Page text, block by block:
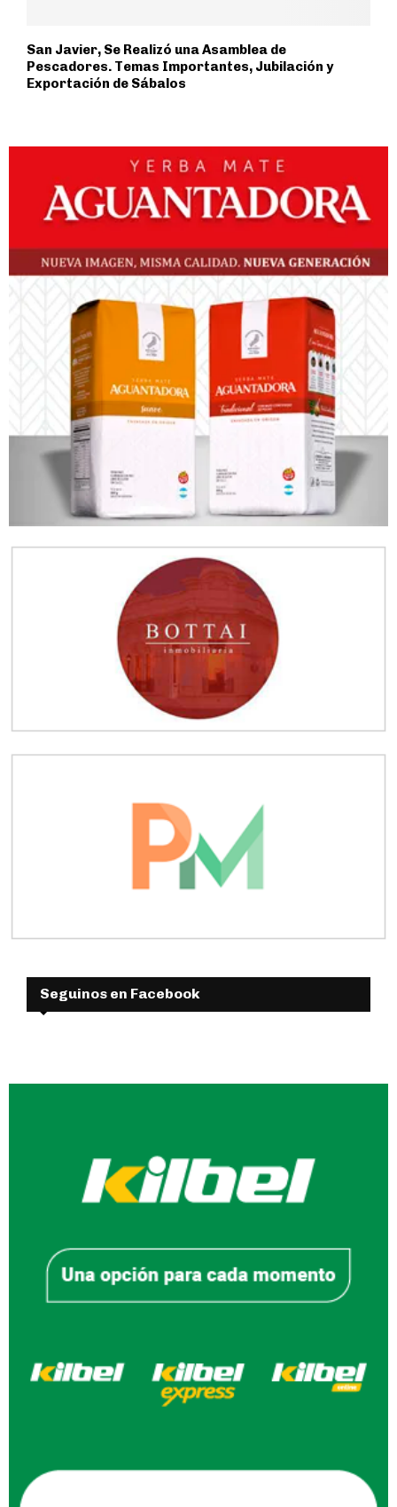
San Javier, Se Realizó una Asamblea de
Pescadores. Temas Importantes, Jubilación y
Exportación de Sábalos
Seguinos en Facebook